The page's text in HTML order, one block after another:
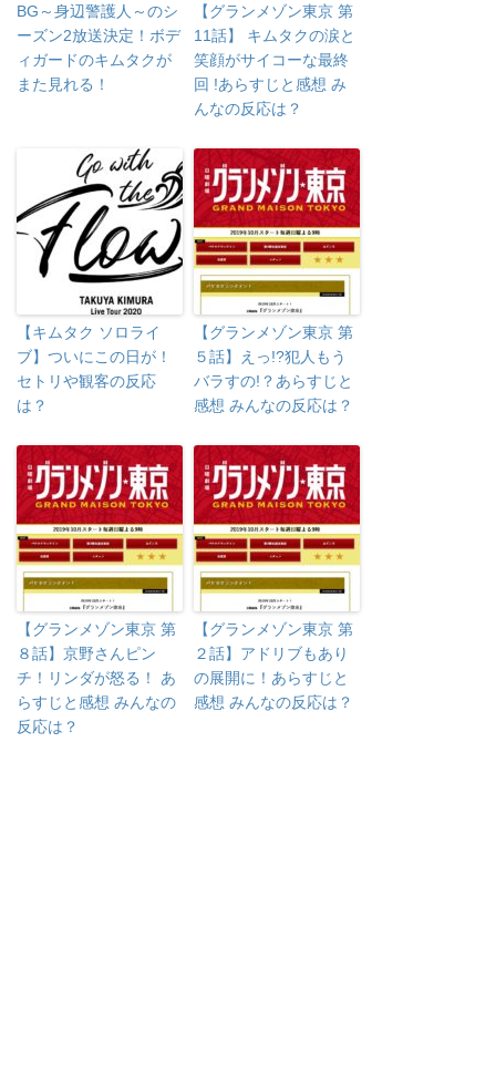
BG～身辺警護人～のシ
ーズン2放送決定！ボデ
ィガードのキムタクが
また見れる！
【グランメゾン東京 第
11話】 キムタクの涙と
笑顔がサイコーな最終
回 !あらすじと感想 み
んなの反応は？
【キムタク ソロライ
ブ】ついにこの日が！
セトリや観客の反応
は？
【グランメゾン東京 第
５話】えっ!?犯人もう
バラすの!？あらすじと
感想 みんなの反応は？
【グランメゾン東京 第
８話】京野さんピン
チ！リンダが怒る！ あ
らすじと感想 みんなの
反応は？
【グランメゾン東京 第
２話】アドリブもあり
の展開に！あらすじと
感想 みんなの反応は？